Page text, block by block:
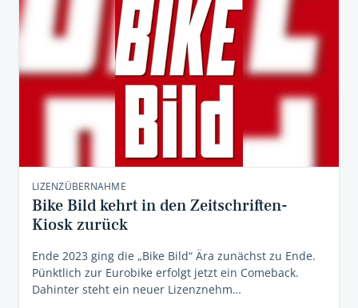
LIZENZÜBERNAHME
Bike Bild kehrt in den Zeitschriften-
Kiosk zurück
Ende 2023 ging die „Bike Bild“ Ära zunächst zu Ende.
Pünktlich zur Eurobike erfolgt jetzt ein Comeback.
Dahinter steht ein neuer Lizenznehm…